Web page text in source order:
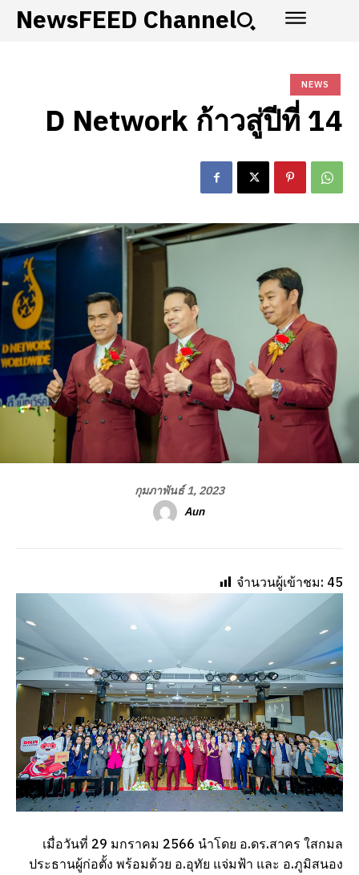
NewsFEED Channel
NEWS
D Network ก้าวสู่ปีที่ 14
กุมภาพันธ์ 1, 2023
Aun
จำนวนผู้เข้าชม: 45
เมื่อวันที่ 29 มกราคม 2566 นำโดย อ.ดร.สาคร ใสกมล
ประธานผู้ก่อตั้ง พร้อมด้วย อ.อุทัย แจ่มฟ้า และ อ.ภูมิสนอง